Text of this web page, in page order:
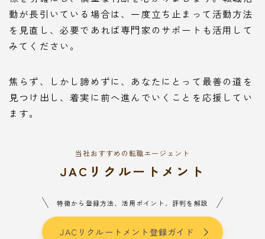
動が長引いている場合は、一度立ち止まって活動方法
を見直し、必要であれば専門家のサポートも活用して
みてください。
焦らず、しかし諦めずに、あなたにとって最善の道を
見つけ出し、着実に前へ進んでいくことを応援してい
ます。
当社おすすめの転職エージェント
JACリクルートメント
特徴から登録方法、活用ポイント、評判を解説
JACリクルートメント登録ガイド